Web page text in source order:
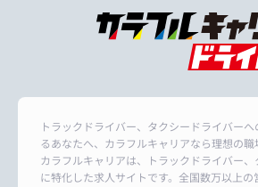
トラックドライバー、タクシードライバー
るあなたへ、カラフルキャリアなら理想の職
カラフルキャリアは、トラックドライバー
に特化した求人サイトです。全国数万以上の